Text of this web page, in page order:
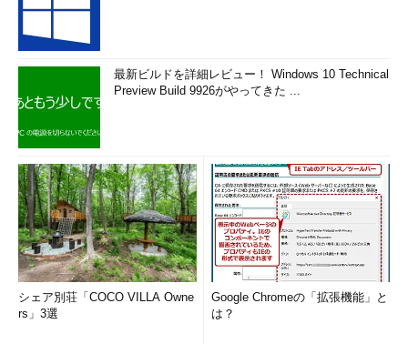
最新ビルドを詳細レビュー！ Windows 10 Technical
Preview Build 9926がやってきた ...
シェア別荘「COCO VILLA Owne
rs」3選
Google Chromeの「拡張機能」と
は？